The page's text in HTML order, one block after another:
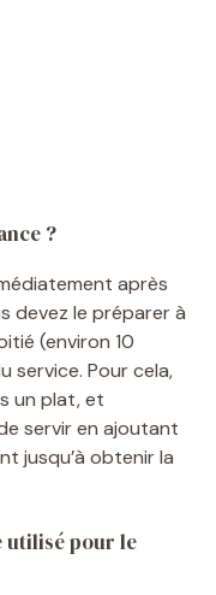
?
après
devez le préparer à
(environ 10
service. Pour cela,
un plat, et
servir en ajoutant
jusqu’à obtenir la
utilisé pour le